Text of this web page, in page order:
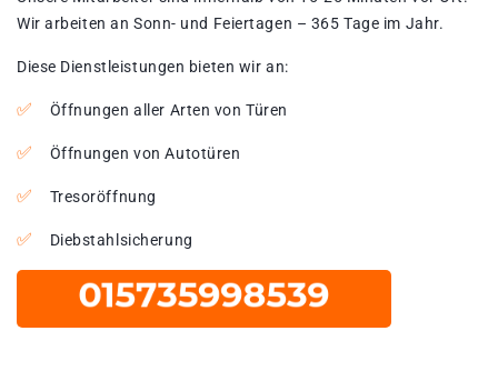
Wir arbeiten an Sonn- und Feiertagen – 365 Tage im Jahr.
Diese Dienstleistungen bieten wir an:
Öffnungen aller Arten von Türen
Öffnungen von Autotüren
Tresoröffnung
Diebstahlsicherung